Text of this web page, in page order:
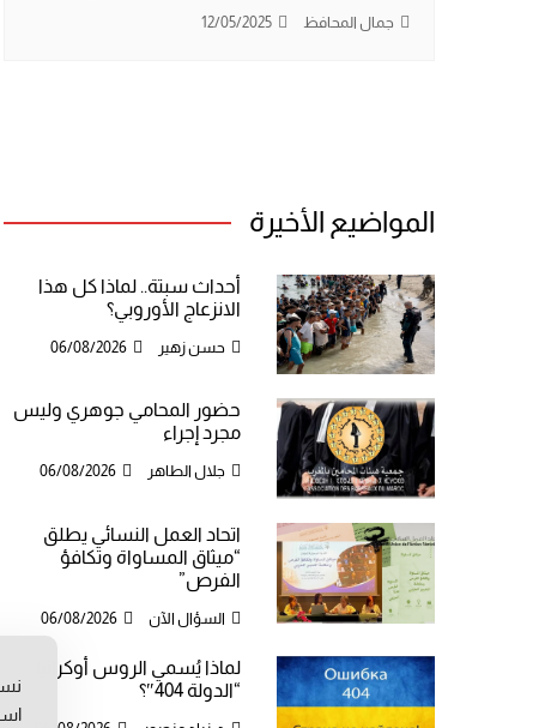
جمال المحافظ 12/05/2025
المواضيع الأخيرة
أحداث سبتة.. لماذا كل هذا
الانزعاج الأوروبي؟
حسن زهير 06/08/2026
حضور المحامي جوهري وليس
مجرد إجراء
جلال الطاهر 06/08/2026
اتحاد العمل النسائي يطلق
“ميثاق المساواة وتكافؤ
الفرص”
السؤال الآن 06/08/2026
لماذا يُسمي الروس أوكرانيا
“الدولة 404″؟